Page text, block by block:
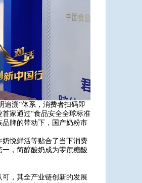
追溯”体系，消费者扫码即
家通过“食品安全全球标准
品牌的带动下，国产奶粉市
悦鲜活等贴合了当下消费
，简醇酸奶成为零蔗糖酸
，其全产业链创新的发展